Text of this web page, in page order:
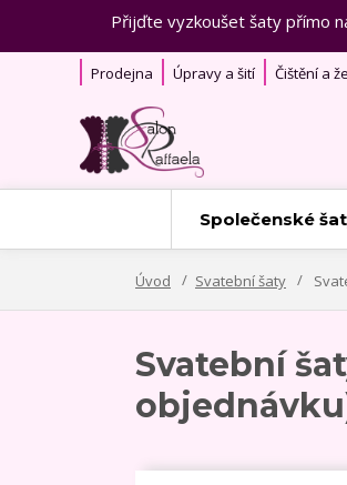
Přijďte vyzkoušet šaty přímo
Prodejna Úpravy a šití Čištění a
Společenské
Úvod Svatební šaty
Svatební